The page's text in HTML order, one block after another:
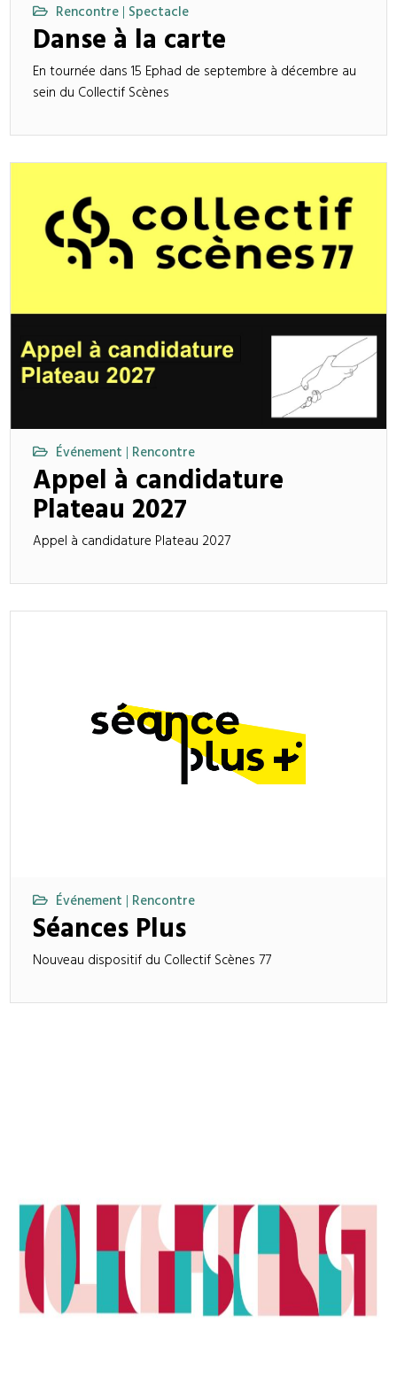
Rencontre | Spectacle
Danse à la carte
En tournée dans 15 Ephad de septembre à décembre au
sein du Collectif Scènes
Événement | Rencontre
Appel à candidature
Plateau 2027
Appel à candidature Plateau 2027
Événement | Rencontre
Séances Plus
Nouveau dispositif du Collectif Scènes 77